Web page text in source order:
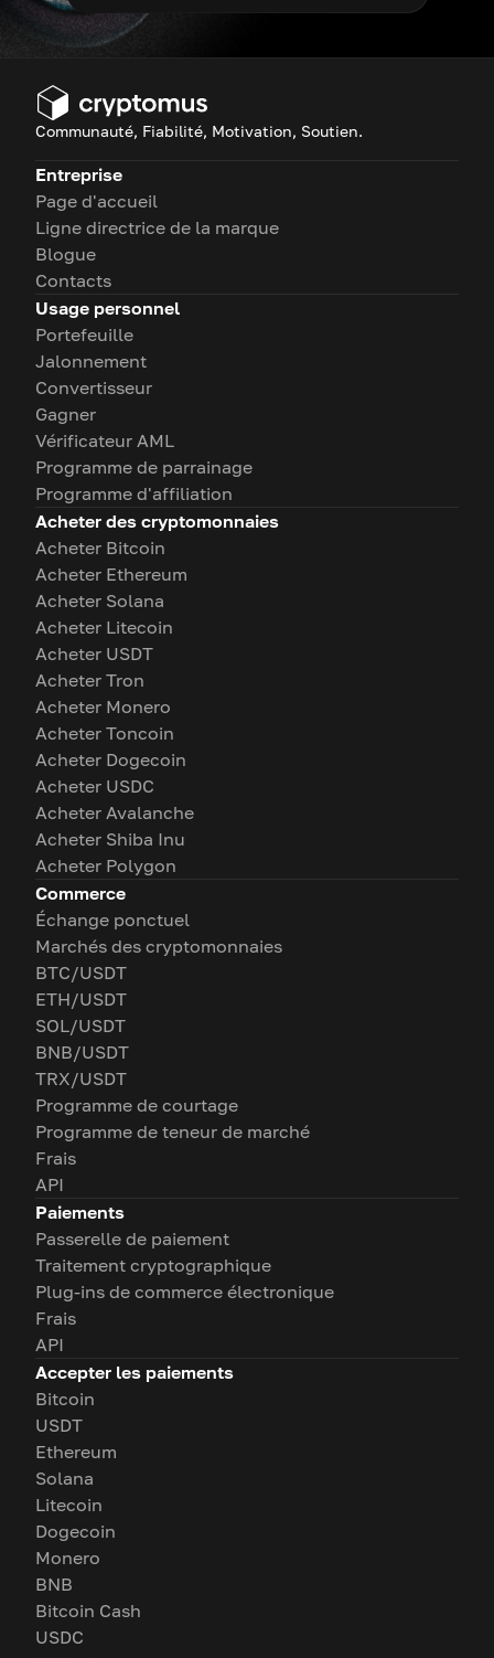
Communauté, Fiabilité, Motivation, Soutien.
Entreprise
Page d'accueil
Ligne directrice de la marque
Blogue
Contacts
Usage personnel
Portefeuille
Jalonnement
Convertisseur
Gagner
Vérificateur AML
Programme de parrainage
Programme d'affiliation
Acheter des cryptomonnaies
Acheter Bitcoin
Acheter Ethereum
Acheter Solana
Acheter Litecoin
Acheter USDT
Acheter Tron
Acheter Monero
Acheter Toncoin
Acheter Dogecoin
Acheter USDC
Acheter Avalanche
Acheter Shiba Inu
Acheter Polygon
Commerce
Échange ponctuel
Marchés des cryptomonnaies
BTC/USDT
ETH/USDT
SOL/USDT
BNB/USDT
TRX/USDT
Programme de courtage
Programme de teneur de marché
Frais
API
Paiements
Passerelle de paiement
Traitement cryptographique
Plug-ins de commerce électronique
Frais
API
Accepter les paiements
Bitcoin
USDT
Ethereum
Solana
Litecoin
Dogecoin
Monero
BNB
Bitcoin Cash
USDC